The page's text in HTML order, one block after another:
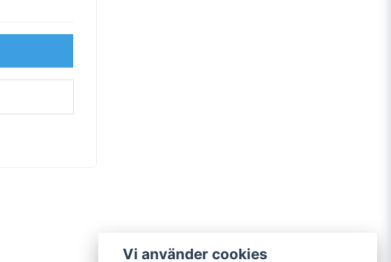
Vi använder cookies